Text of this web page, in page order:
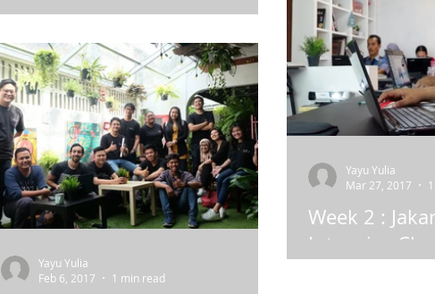
selama sehari penuh pada tanggal 17
Mei 2017 di Ruang Garuda 8, Indonesia
Conference Exhibition –...
tugas, asistensi,...
Week 2 :
Intensive
Yayu Yulia
Mar 27, 2017
Yayu Yulia
Feb 6, 2017
1 min read